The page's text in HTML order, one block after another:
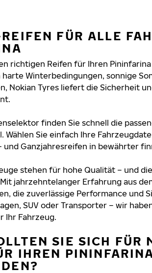
FÜR ALLE
richtigen Reifen für Ihren
harte Winterbedingungen, sonnige
Nokian Tyres liefert die Sicherheit
finden Sie schnell die
Wählen Sie einfach Ihre
und Ganzjahresreifen in bewährter
stehen für hohe Qualität – und
jahrzehntelanger Erfahrung aus
die zuverlässige Performance und
SUV oder Transporter – wir
Ihr Fahrzeug.
SIE SICH FÜR
IHREN